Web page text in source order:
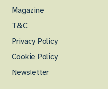
Magazine
T&C
Privacy Policy
Cookie Policy
Newsletter